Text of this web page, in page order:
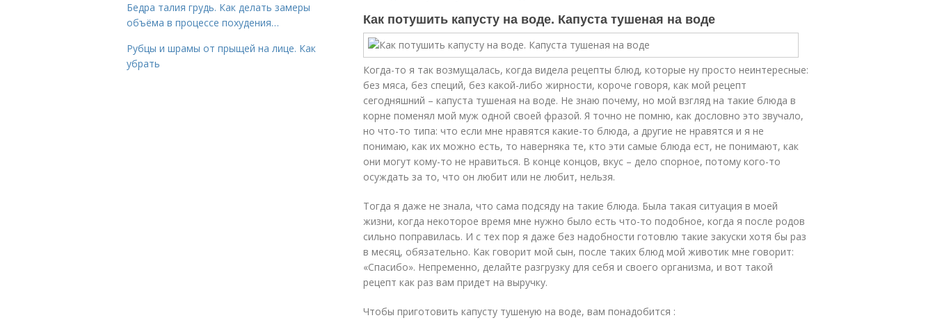
Как потушить капусту на воде. Капуста тушеная на воде
Когда-то я так возмущалась, когда видела рецепты блюд, которые ну просто неинтересные:
без мяса, без специй, без какой-либо жирности, короче говоря, как мой рецепт
сегодняшний – капуста тушеная на воде. Не знаю почему, но мой взгляд на такие блюда в
корне поменял мой муж одной своей фразой. Я точно не помню, как дословно это звучало,
но что-то типа: что если мне нравятся какие-то блюда, а другие не нравятся и я не
понимаю, как их можно есть, то наверняка те, кто эти самые блюда ест, не понимают, как
они могут кому-то не нравиться. В конце концов, вкус – дело спорное, потому кого-то
осуждать за то, что он любит или не любит, нельзя.
Тогда я даже не знала, что сама подсяду на такие блюда. Была такая ситуация в моей
жизни, когда некоторое время мне нужно было есть что-то подобное, когда я после родов
сильно поправилась. И с тех пор я даже без надобности готовлю такие закуски хотя бы раз
в месяц, обязательно. Как говорит мой сын, после таких блюд мой животик мне говорит:
«Спасибо». Непременно, делайте разгрузку для себя и своего организма, и вот такой
рецепт как раз вам придет на выручку.
Чтобы приготовить капусту тушеную на воде, вам понадобится :
Бедра талия грудь. Как делать замеры
объёма в процессе похудения…
Рубцы и шрамы от прыщей на лице. Как
убрать